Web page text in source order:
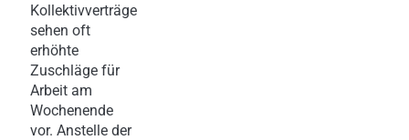
Kollektivverträge
sehen oft
erhöhte
Zuschläge für
Arbeit am
Wochenende
vor. Anstelle der